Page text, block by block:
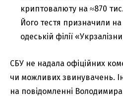
криптовалюту на ≈870
Його тестя призначили
одеській філії
СБУ не надала офіційних
чи можливих звинувачень.
на повідомленні